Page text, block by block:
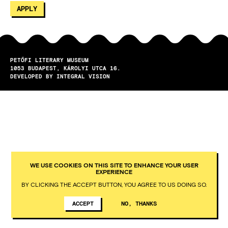
PETŐFI LITERARY MUSEUM
1053
BUDAPEST
KÁROLYI UTCA 16.
DEVELOPED BY INTEGRAL VISION
WE USE COOKIES ON THIS SITE TO ENHANCE YOUR USER
EXPERIENCE
BY CLICKING THE ACCEPT BUTTON, YOU AGREE TO US DOING SO.
ACCEPT NO, THANKS